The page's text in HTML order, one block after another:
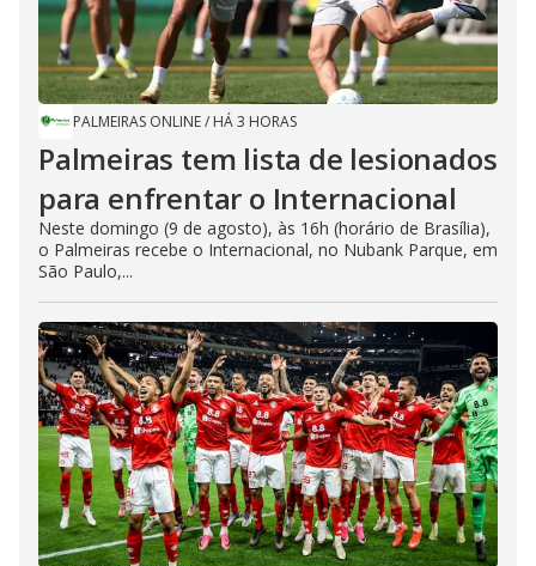
PALMEIRAS ONLINE/ HÁ 3 HORAS
Palmeiras tem lista de lesionados
para enfrentar o Internacional
Neste domingo (9 de agosto), às 16h (horário de Brasília),
o Palmeiras recebe o Internacional, no Nubank Parque, em
São Paulo,...